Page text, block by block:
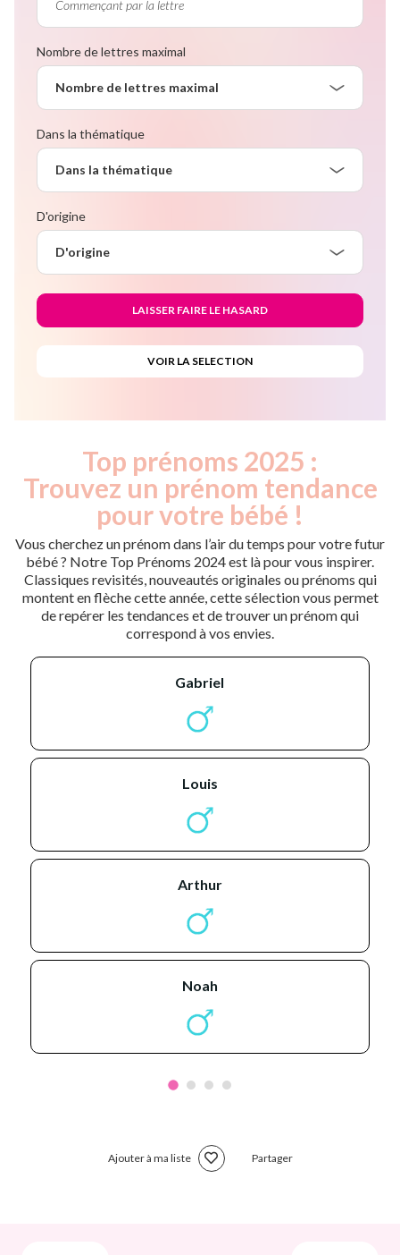
Nombre de lettres maximal
Nombre de lettres maximal
Dans la thématique
Dans la thématique
D'origine
D'origine
Top prénoms 2025 :
Trouvez un prénom tendance
pour votre bébé !
Vous cherchez un prénom dans l’air du temps pour votre futur
bébé ? Notre Top Prénoms 2024 est là pour vous inspirer.
Classiques revisités, nouveautés originales ou prénoms qui
montent en flèche cette année, cette sélection vous permet
de repérer les tendances et de trouver un prénom qui
correspond à vos envies.
gabriel
louis
arthur
noah
Ajouter à ma liste Partager